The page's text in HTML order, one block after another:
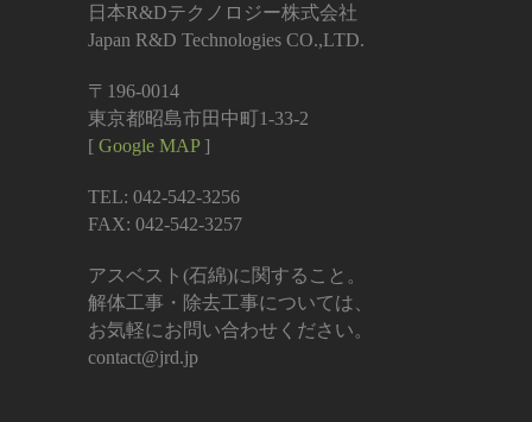
日本R&Dテクノロジー株式会社
Japan R&D Technologies CO.,LTD.
〒196-0014
東京都昭島市田中町1-33-2
[ Google MAP]
TEL: 042-542-3256
FAX: 042-542-3257
アスベスト(石綿)に関すること。
解体工事・除去工事については、
お気軽にお問い合わせください。
contact@jrd.jp